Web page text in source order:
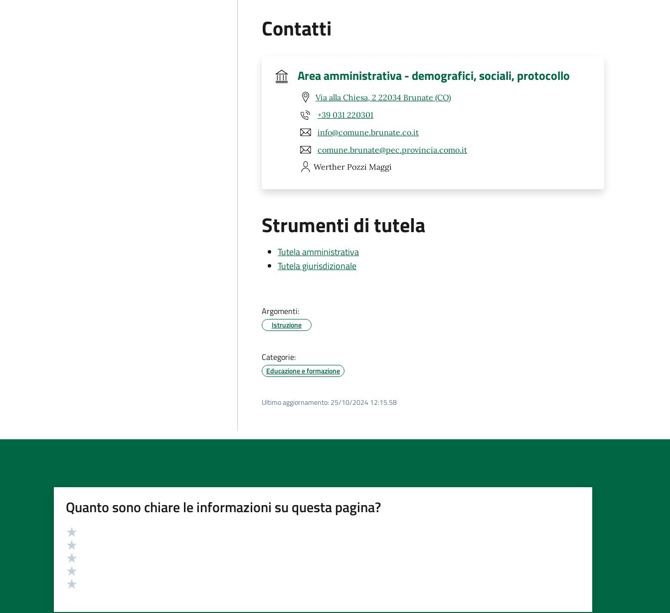
Contatti
Area amministrativa - demografici, sociali, protocollo
Via alla Chiesa, 2 22034 Brunate (CO)
+39 031 220301
info@comune.brunate.co.it
comune.brunate@pec.provincia.como.it
Werther Pozzi Maggi
Strumenti di tutela
Tutela amministrativa
Tutela giurisdizionale
Argomenti:
Istruzione
Categorie:
Educazione e formazione
Ultimo aggiornamento: 25/10/2024 12:15.58
Quanto sono chiare le informazioni su questa pagina?
Valutazione